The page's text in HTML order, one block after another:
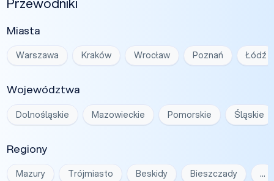
Miasta
Warszawa Kraków Wrocław Poznań Łódź
Województwa
Dolnośląskie Mazowieckie Pomorskie Śląskie
Regiony
Mazury Trójmiasto Beskidy Bieszczady …